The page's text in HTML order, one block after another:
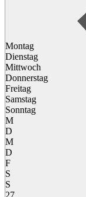
Montag
Dienstag
Mittwoch
Donnerstag
Freitag
Samstag
Sonntag
M
D
M
D
F
S
S
27